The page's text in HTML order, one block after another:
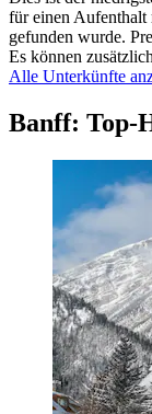
für einen Aufenthalt
gefunden wurde.
Es können
Alle Unterkünfte
Banff: Top-